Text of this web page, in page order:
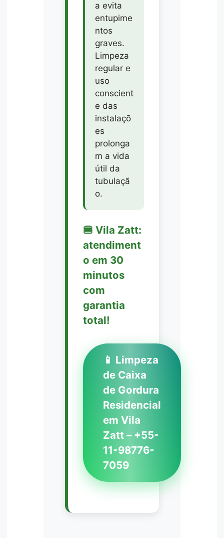
a evita
entupime
ntos
graves.
Limpeza
regular e
uso
conscient
e das
instalaçõ
es
prolonga
m a vida
útil da
tubulaçã
o.
🍔 Vila Zatt:
atendiment
o em 30
minutos
com
garantia
total!
📱 Limpeza
de Caixa
de Gordura
Residencial
em Vila
Zatt – +55-
11-98776-
7059